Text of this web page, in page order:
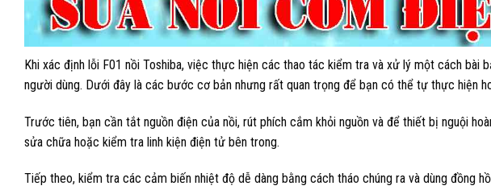
Khi xác định lỗi F01 nồi Toshiba, việc thực hiện các thao tác kiểm tra và xử lý một cách bài
người dùng. Dưới đây là các bước cơ bản nhưng rất quan trọng để bạn có thể tự thực hiện
Trước tiên, bạn cần tắt nguồn điện của nồi, rút phích cắm khỏi nguồn và để thiết bị nguội
sửa chữa hoặc kiểm tra linh kiện điện tử bên trong.
Tiếp theo, kiểm tra các cảm biến nhiệt độ dễ dàng bằng cách tháo chúng ra và dùng đồng